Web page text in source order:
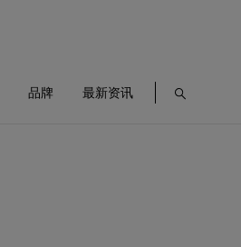
品牌 最新资讯